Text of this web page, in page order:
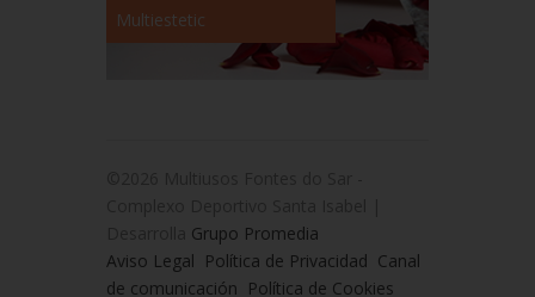
Multiestetic
Grupo Promedia
Aviso Legal Política de Privacidad Canal
de comunicación Política de Cookies